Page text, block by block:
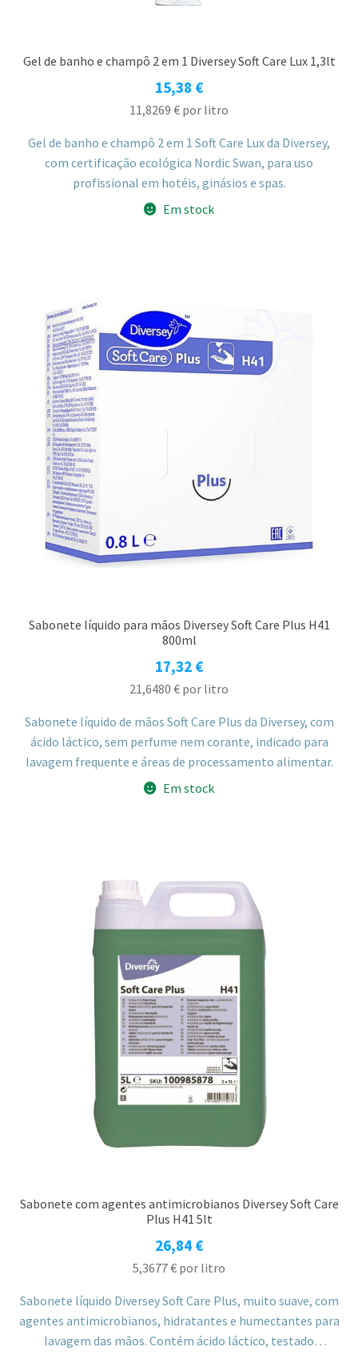
Gel de banho e champô 2 em 1 Diversey Soft Care Lux 1,3lt
15,38 €
11,8269 € por litro
Gel de banho e champô 2 em 1 Soft Care Lux da Diversey,
com certificação ecológica Nordic Swan, para uso
profissional em hotéis, ginásios e spas.
Em stock
Sabonete líquido para mãos Diversey Soft Care Plus H41
800ml
17,32 €
21,6480 € por litro
Sabonete líquido de mãos Soft Care Plus da Diversey, com
ácido láctico, sem perfume nem corante, indicado para
lavagem frequente e áreas de processamento alimentar.
Em stock
Sabonete com agentes antimicrobianos Diversey Soft Care
Plus H41 5lt
26,84 €
5,3677€ por litro
Sabonete líquido Diversey Soft Care Plus, muito suave, com
agentes antimicrobianos, hidratantes e humectantes para
lavagem das mãos. Contém ácido láctico, testado